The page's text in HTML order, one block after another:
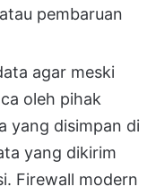
pembaruan
agar meski
oleh pihak
yang disimpan di
yang dikirim
Firewall modern